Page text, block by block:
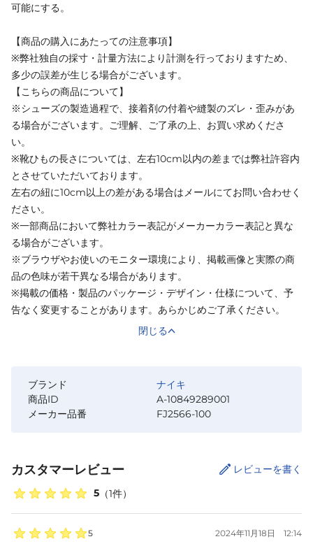
可能にする。
【商品の購入にあたっての注意事項】
※弊社独自の採寸・計量方法により計測を行っておりますため、
多少の誤差が生じる場合がございます。
【こちらの商品について】
※シューズの製造過程で、接着剤の付着や縫製のズレ・歪みがあ
る場合がございます。ご理解、ご了承の上、お買い求めくださ
い。
※靴ひもの長さについては、左右10cm以内の差までは弊社許容内
とさせていただいております。
左右の紐に10cm以上の差がある場合はメールにてお問い合わせく
ださい。
※一部商品において弊社カラー表記がメーカーカラー表記と異な
る場合がございます。
※ブラウザやお使いのモニター環境により、掲載画像と実際の商
品の色味が若干異なる場合があります。
※掲載の価格・製品のパッケージ・デザイン・仕様について、予
告なく変更することがあります。あらかじめご了承ください。
閉じる
ブランド
ナイキ
商品ID
A-10849289001
メーカー品番
FJ2566-100
カスタマーレビュー
5 （1件）
レビューを書く
5 2024年11月18日 12:14